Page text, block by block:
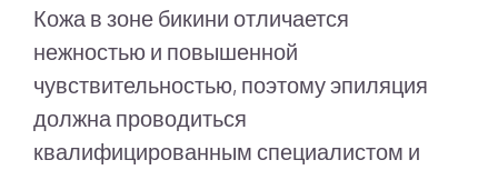
Кожа в зоне бикини отличается
нежностью и повышенной
чувствительностью, поэтому эпиляция
должна проводиться
квалифицированным специалистом и